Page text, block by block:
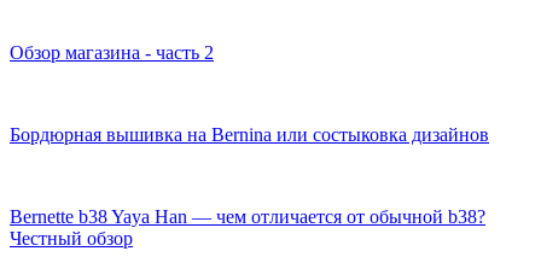
Обзор магазина - часть 2
Бордюрная вышивка на Bernina или состыковка дизайнов
Bernette b38 Yaya Han — чем отличается от обычной b38?
Честный обзор